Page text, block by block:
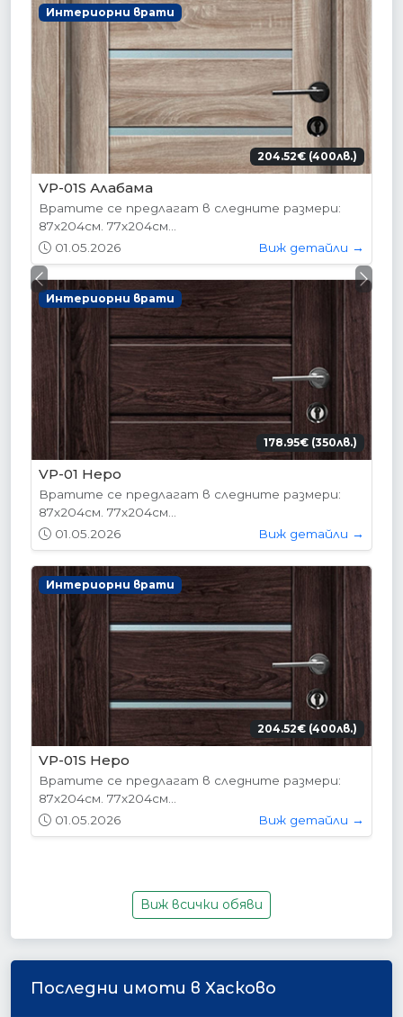
Интериорни врати
204.52€ (400лв.)
VP-01S Алабама
Вратите се предлагат в следните размери:
87х204см. 77х204см...
01.05.2026
Виж детайли →
Интериорни врати
178.95€ (350лв.)
VP-01 Hepo
Вратите се предлагат в следните размери:
87х204см. 77х204см...
01.05.2026
Виж детайли →
Интериорни врати
204.52€ (400лв.)
VP-01S Hepo
Вратите се предлагат в следните размери:
87х204см. 77х204см...
01.05.2026
Виж детайли →
Previous Next
Виж всички обяви
Последни имоти в Хасково